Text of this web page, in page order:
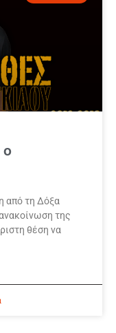
ο
από τη Δόξα
της
θέση να